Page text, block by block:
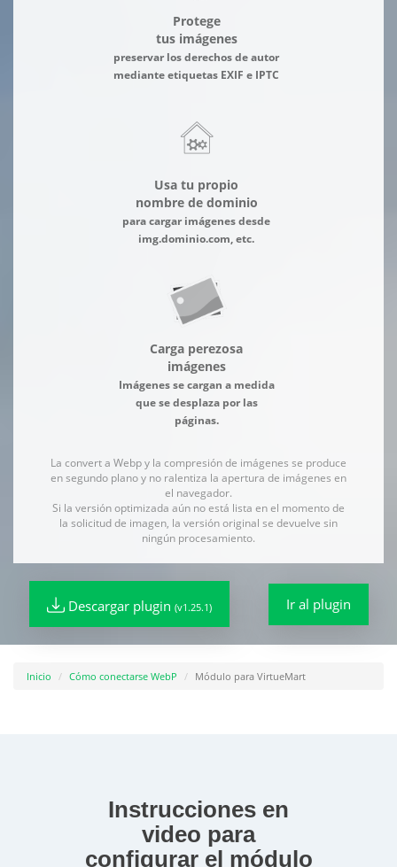
Protege
tus imágenes
preservar los derechos de autor
mediante etiquetas EXIF e IPTC
Usa tu propio
nombre de dominio
para cargar imágenes desde
img.dominio.com, etc.
Carga perezosa
imágenes
Imágenes se cargan a medida
que se desplaza por las
páginas.
La convert a Webp y la compresión de imágenes se produce
en segundo plano y no ralentiza la apertura de imágenes en
el navegador.
Si la versión optimizada aún no está lista en el momento de
la solicitud de imagen, la versión original se devuelve sin
ningún procesamiento.
Descargar plugin (v1.25.1) Ir al plugin
Inicio Cómo conectarse WebP Módulo para VirtueMart
Instrucciones en
video para
configurar el módulo